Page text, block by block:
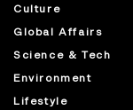
Culture
Global Affairs
Science & Tech
Environment
Lifestyle